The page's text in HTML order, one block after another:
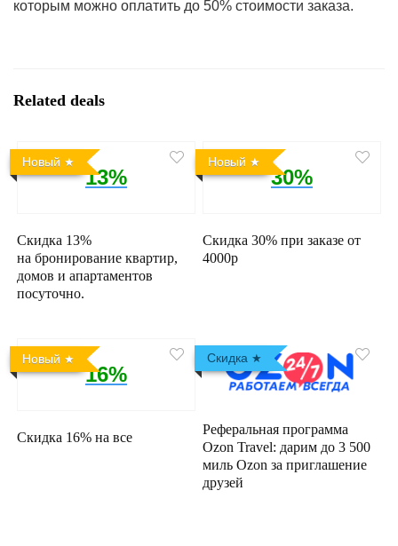
которым можно оплатить до 50% стоимости заказа.
Related deals
Новый
13%
Скидка 13%
на бронирование квартир,
домов и апартаментов
посуточно.
Новый
30%
Скидка 30% при заказе от
4000р
Новый
16%
Скидка 16% на все
Скидка
Реферальная программа
Ozon Travel: дарим до 3 500
миль Ozon за приглашение
друзей